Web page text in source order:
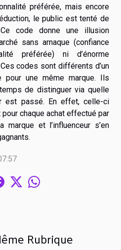
Rubrique
préférée, mais encore
le public est tenté de
Ce code donne une illusion
sans arnaque (confiance
préférée) ni d’énorme
codes sont différents d’un
pour une même marque. Ils
de distinguer via quelle
est passé. En effet, celle-ci
pour chaque achat effectué par
marque et l’influenceur s’en